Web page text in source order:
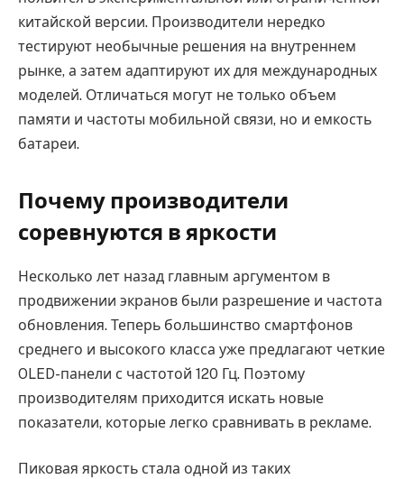
китайской версии. Производители нередко
тестируют необычные решения на внутреннем
рынке, а затем адаптируют их для международных
моделей. Отличаться могут не только объем
памяти и частоты мобильной связи, но и емкость
батареи.
Почему производители
соревнуются в яркости
Несколько лет назад главным аргументом в
продвижении экранов были разрешение и частота
обновления. Теперь большинство смартфонов
среднего и высокого класса уже предлагают четкие
OLED-панели с частотой 120 Гц. Поэтому
производителям приходится искать новые
показатели, которые легко сравнивать в рекламе.
Пиковая яркость стала одной из таких